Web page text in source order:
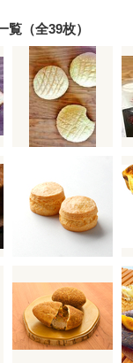
覧（全39枚）